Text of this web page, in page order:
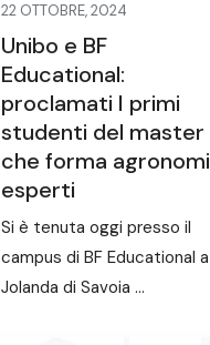
22 OTTOBRE, 2024
Unibo e BF
Educational:
proclamati I primi
studenti del master
che forma agronomi
esperti
Si è tenuta oggi presso il
campus di BF Educational a
Jolanda di Savoia ...